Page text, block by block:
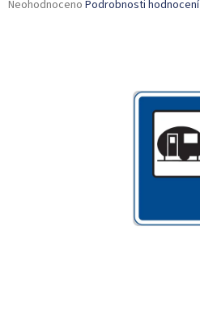
Průměrné
Neohodnoceno Podrobnosti hodnocení